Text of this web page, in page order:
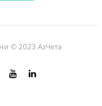
© 2023 АзЧета